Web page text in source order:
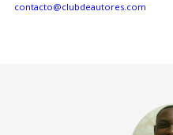
contacto@clubdeautores.com